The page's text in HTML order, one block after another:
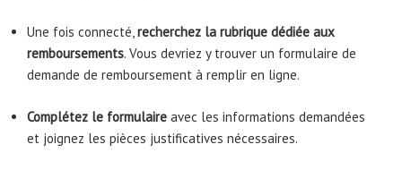
Une fois connecté,recherchez la rubrique dédiée aux
remboursements. Vous devriez y trouver un formulaire de
demande de remboursement à remplir en ligne.
Complétez le formulaire avec les informations demandées
et joignez les pièces justificatives nécessaires.